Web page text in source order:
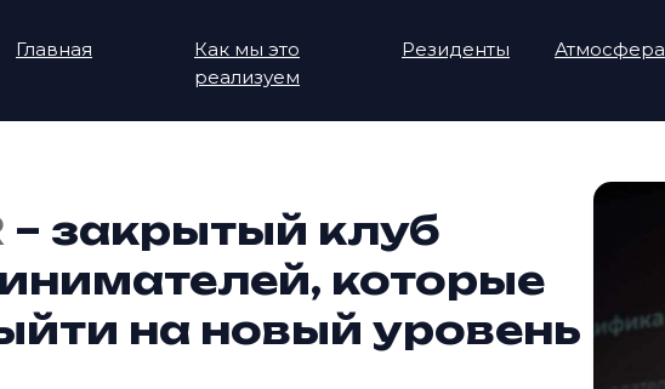
Главная Резиденты Атмосфера
Как мы это
реализуем
– закрытый клуб
которые
на новый уровень